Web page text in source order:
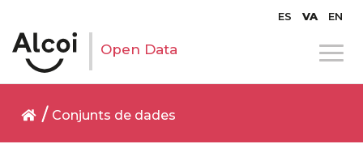
ES VA EN
Open Data
Conjunts de dades